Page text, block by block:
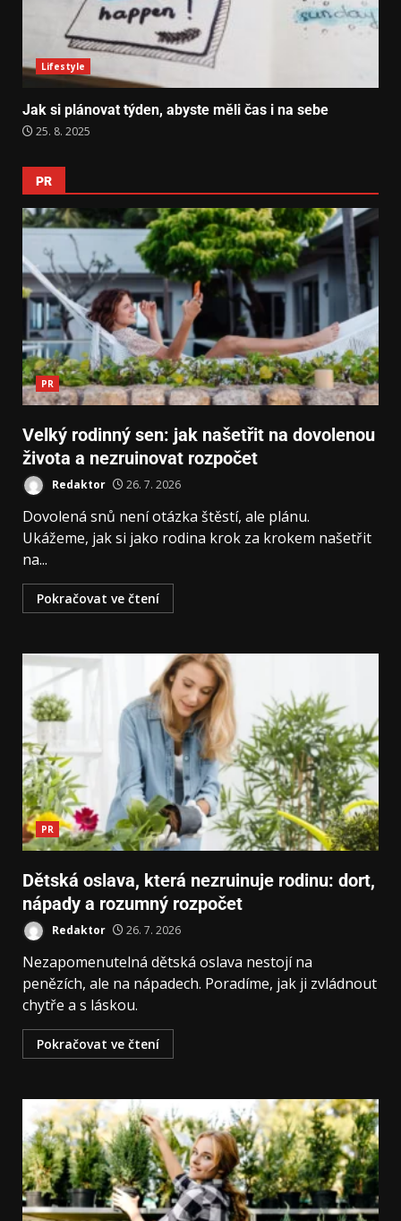
Lifestyle
Jak si plánovat týden, abyste měli čas i na sebe
25. 8. 2025
PR
PR
Velký rodinný sen: jak našetřit na dovolenou
života a nezruinovat rozpočet
Redaktor 26. 7. 2026
Dovolená snů není otázka štěstí, ale plánu.
Ukážeme, jak si jako rodina krok za krokem našetřit
na...
Pokračovat ve čtení
PR
Dětská oslava, která nezruinuje rodinu: dort,
nápady a rozumný rozpočet
Redaktor 26. 7. 2026
Nezapomenutelná dětská oslava nestojí na
penězích, ale na nápadech. Poradíme, jak ji zvládnout
chytře a s láskou.
Pokračovat ve čtení